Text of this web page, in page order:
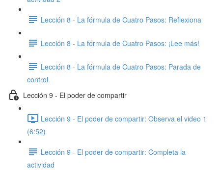
Lección 8 - La fórmula de Cuatro Pasos: Reflexiona
Lección 8 - La fórmula de Cuatro Pasos: ¡Lee más!
Lección 8 - La fórmula de Cuatro Pasos: Parada de
control
Lección 9 - El poder de compartir
Lección 9 - El poder de compartir: Observa el video 1
(6:52)
Lección 9 - El poder de compartir: ​Completa la
actividad